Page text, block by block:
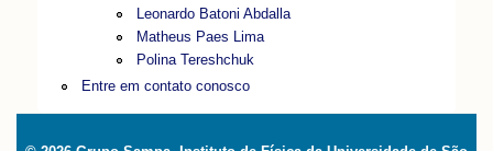
Leonardo Batoni Abdalla
Matheus Paes Lima
Polina Tereshchuk
Entre em contato conosco